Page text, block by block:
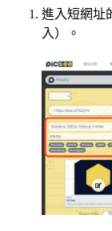
進入短網址
入）。